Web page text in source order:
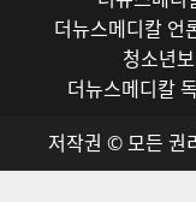
더뉴스메디칼 언
청소년
더뉴스메디칼
저작권 © 모든 권